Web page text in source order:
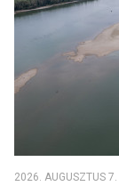
2026. AUGUSZTUS 7.